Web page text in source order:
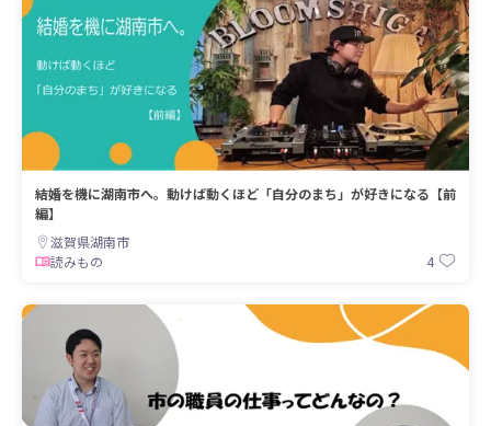
結婚を機に湖南市へ。動けば動くほど「自分のまち」が好きになる【前
編】
滋賀県湖南市
読みもの
4